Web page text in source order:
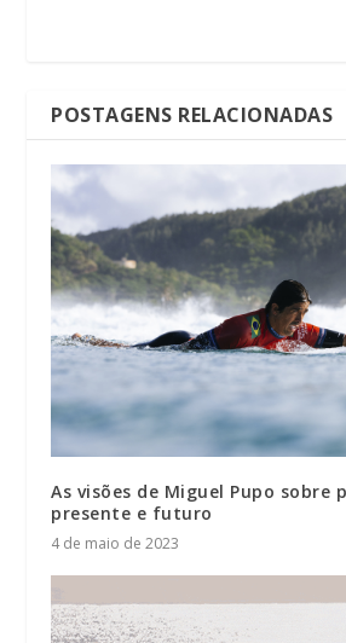
POSTAGENS RELACIONADAS
As visões de Miguel Pupo sobre
presente e futuro
4 de maio de 2023